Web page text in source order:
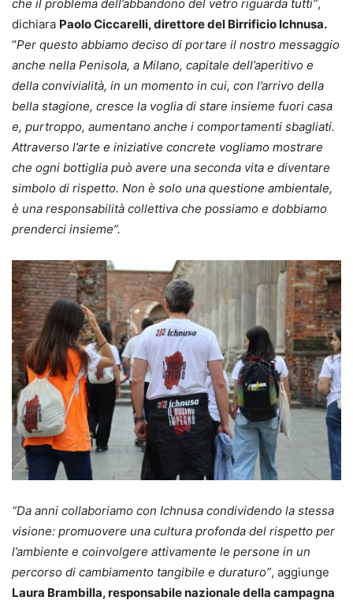
che il problema dell’abbandono del vetro riguarda tutti”,
dichiara Paolo Ciccarelli, direttore del Birrificio Ichnusa.
“Per questo abbiamo deciso di portare il nostro messaggio
anche nella Penisola, a Milano, capitale dell’aperitivo e
della convivialità, in un momento in cui, con l’arrivo della
bella stagione, cresce la voglia di stare insieme fuori casa
e, purtroppo, aumentano anche i comportamenti sbagliati.
Attraverso l’arte e iniziative concrete vogliamo mostrare
che ogni bottiglia può avere una seconda vita e diventare
simbolo di rispetto. Non è solo una questione ambientale,
è una responsabilità collettiva che possiamo e dobbiamo
prenderci insieme”.
“Da anni collaboriamo con Ichnusa condividendo la stessa
visione: promuovere una cultura profonda del rispetto per
l’ambiente e coinvolgere attivamente le persone in un
percorso di cambiamento tangibile e duraturo”, aggiunge
Laura Brambilla, responsabile nazionale della campagna